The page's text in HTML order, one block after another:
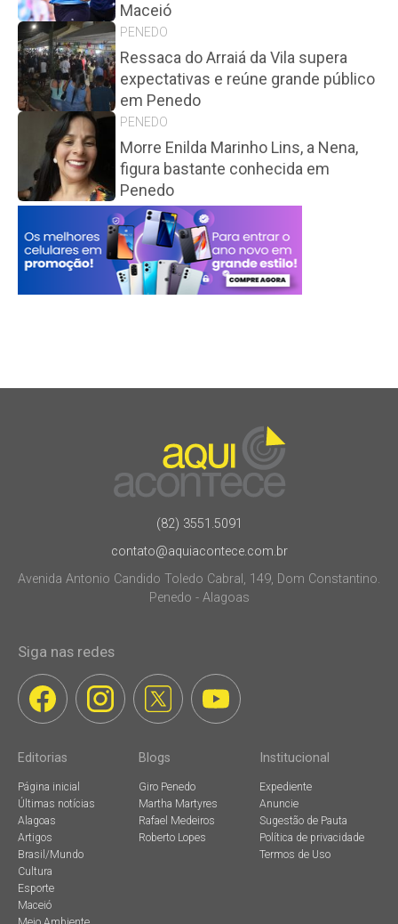
Maceió
PENEDO
Ressaca do Arraiá da Vila supera
expectativas e reúne grande público
em Penedo
PENEDO
Morre Enilda Marinho Lins, a Nena,
figura bastante conhecida em
Penedo
(82) 3551.5091
contato@aquiacontece.com.br
Avenida Antonio Candido Toledo Cabral, 149, Dom Constantino.
Penedo - Alagoas
Siga nas redes
Editorias
Página inicial
Últimas notícias
Alagoas
Artigos
Brasil/Mundo
Cultura
Esporte
Maceió
Blogs
Giro Penedo
Martha Martyres
Rafael Medeiros
Roberto Lopes
Institucional
Expediente
Anuncie
Sugestão de Pauta
Política de privacidade
Termos de Uso